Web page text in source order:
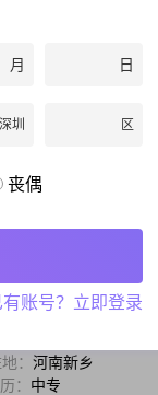
，我也很细腻敏感，能
：
：159
个三观相同的人，能互
： 河南新乡
： 中专
月 日
深圳 区
丧偶
有账号？立即登录